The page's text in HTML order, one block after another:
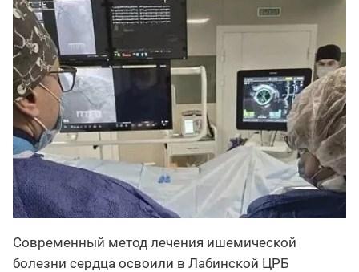
Современный метод лечения ишемической
болезни сердца освоили в Лабинской ЦРБ